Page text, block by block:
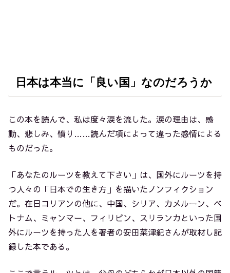
日本は本当に「良い国」なのだろうか
この本を読んで、私は度々涙を流した。涙の理由は、感
動、悲しみ、憤り……読んだ項によって違った感情による
ものだった。
「あなたのルーツを教えて下さい」は、国外にルーツを持
つ人々の「日本での生き方」を描いたノンフィクション
だ。在日コリアンの他に、中国、シリア、カメルーン、ベ
トナム、ミャンマー、フィリピン、スリランカといった国
外にルーツを持った人を著者の安田菜津紀さんが取材し記
録した本である。